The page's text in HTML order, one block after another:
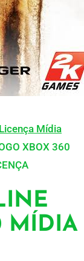
Mídia
XBOX 360
MÍDIA